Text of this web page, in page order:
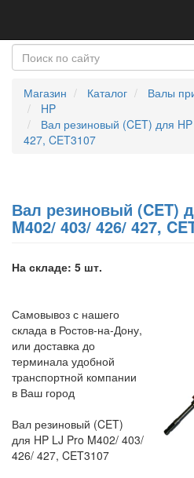
Магазин Каталог
Валы
HP
Вал резиновый (CET) для
427, CET3107
Вал резиновый (CET)
M402/ 403/ 426/ 427,
На складе: 5 шт.
Самовывоз с нашего
склада в Ростов-на-Дону,
или доставка до
терминала удобной
транспортной компании
в Ваш город
Вал резиновый (CET)
для HP LJ Pro M402/ 403/
426/ 427, CET3107